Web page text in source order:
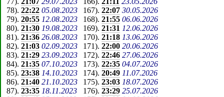
78). 22:22 05.08.2023 167). 22:07 30.05.2026
79). 20:55 12.08.2023 168). 21:55 06.06.2026
80). 21:30 19.08.2023 169). 21:31 12.06.2026
81). 21:36 26.08.2023 170). 21:18 13.06.2026
82). 21:03 02.09.2023 171). 22:00 20.06.2026
83). 21:29 23.09.2023 172). 22:46 27.06.2026
84). 21:35 07.10.2023 173). 22:35 04.07.2026
85). 23:38 14.10.2023 174).20:49 11.07.2026
86). 21:40 21.10.2023 175). 23:03 18.07.2026
87).23:35 18.11.2023 176). 23:29 25.07.2026